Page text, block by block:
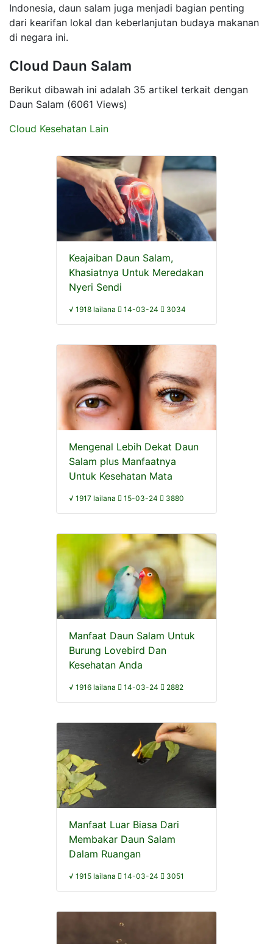
Indonesia, daun salam juga menjadi bagian penting
dari kearifan lokal dan keberlanjutan budaya makanan
di negara ini.
Cloud Daun Salam
Berikut dibawah ini adalah 35 artikel terkait dengan
Daun Salam (6061 Views)
Cloud Kesehatan Lain
Keajaiban Daun Salam,
Khasiatnya Untuk Meredakan
Nyeri Sendi
√ 1918 lailana 14-03-24 3034
Mengenal Lebih Dekat Daun
Salam plus Manfaatnya
Untuk Kesehatan Mata
√ 1917 lailana 15-03-24 3880
Manfaat Daun Salam Untuk
Burung Lovebird Dan
Kesehatan Anda
√ 1916 lailana 14-03-24 2882
Manfaat Luar Biasa Dari
Membakar Daun Salam
Dalam Ruangan
√ 1915 lailana 14-03-24 3051